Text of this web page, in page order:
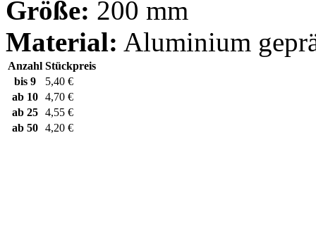
Größe: 200 mm
Material: Aluminium
Anzahl Stückpreis
bis 9
5,40 €
ab 10 4,70 €
ab 25 4,55 €
ab 50 4,20 €